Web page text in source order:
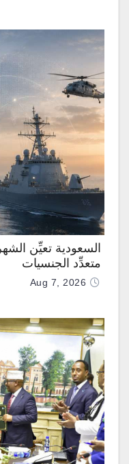
السعودية تعيِّن
متعدِّد الجنسيات
Aug 7, 2026